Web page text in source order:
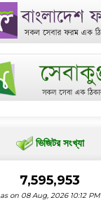
ভিজিটর সংখ্যা
7,595,953
as on 08 Aug, 2026 10:12 PM